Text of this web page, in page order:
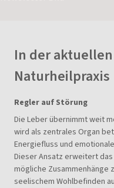
In der
Naturheilpraxis
Regler auf Störung
Die Leber übernimmt weit
wird als zentrales Organ
Energiefluss und
Dieser Ansatz erweitert
mögliche Zusammenhänge
seelischem Wohlbefinden